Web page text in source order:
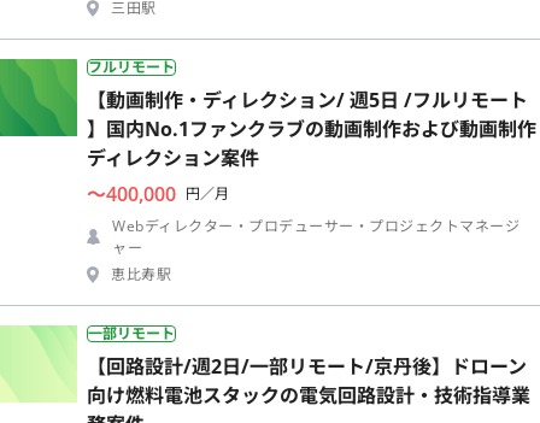
三田駅
フルリモート
【動画制作・ディレクション/ 週5日 /フルリモート
】国内No.1ファンクラブの動画制作および動画制作
ディレクション案件
〜400,000 円／月
Webディレクター・プロデューサー・プロジェクトマネージ
ャー
恵比寿駅
一部リモート
【回路設計/週2日/一部リモート/京丹後】ドローン
向け燃料電池スタックの電気回路設計・技術指導業